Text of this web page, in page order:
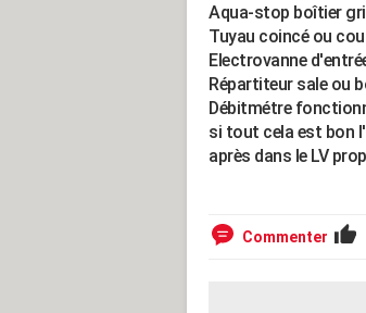
Aqua-stop boîtier
Tuyau coincé ou
Electrovanne
Répartiteur sale ou
Débitmétre
si tout cela est bon
après dans le LV
Commenter